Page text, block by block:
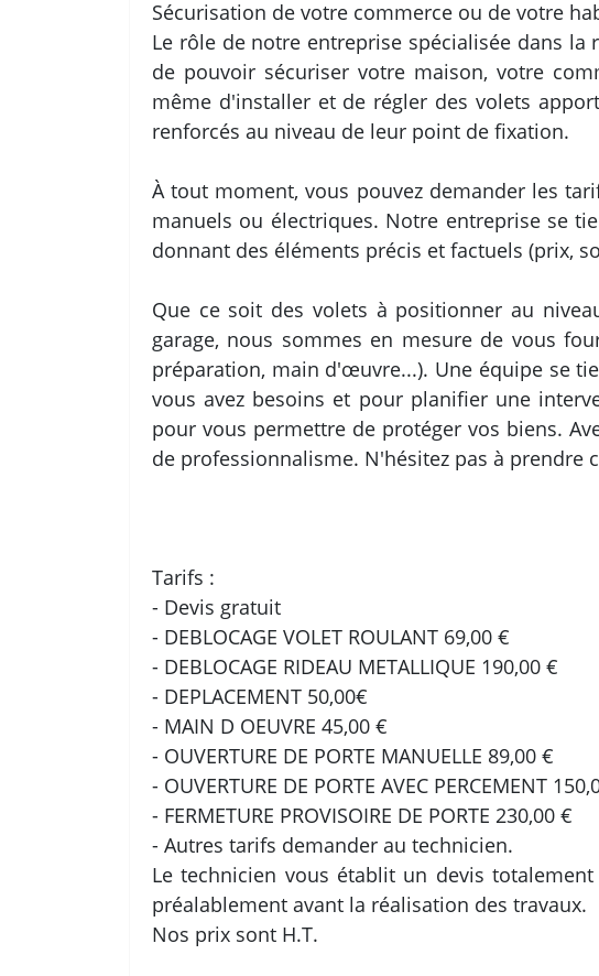
Sécurisation de votre commerce ou de votre
Le rôle de notre entreprise spécialisée dans
de pouvoir sécuriser votre maison, votre
même d'installer et de régler des volets
renforcés au niveau de leur point de fixation.
À tout moment, vous pouvez demander les
manuels ou électriques. Notre entreprise se
donnant des éléments précis et factuels (prix,
Que ce soit des volets à positionner au
garage, nous sommes en mesure de vous
préparation, main d'œuvre...). Une équipe se
vous avez besoins et pour planifier une
pour vous permettre de protéger vos biens.
de professionnalisme. N'hésitez pas à prendre
Tarifs :
- Devis gratuit
- DEBLOCAGE VOLET ROULANT 69,00 €
- DEBLOCAGE RIDEAU METALLIQUE 190,00 €
- DEPLACEMENT 50,00€
- MAIN D OEUVRE 45,00 €
- OUVERTURE DE PORTE MANUELLE 89,00 €
- OUVERTURE DE PORTE AVEC PERCEMENT
- FERMETURE PROVISOIRE DE PORTE 230,00 €
- Autres tarifs demander au technicien.
Le technicien vous établit un devis
préalablement avant la réalisation des travaux.
Nos prix sont H.T.